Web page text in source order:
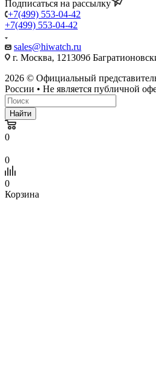
Подписаться на рассылку
+7(499) 553-04-42
+7(499) 553-04-42
sales@hiwatch.ru
г. Москва, 121309б
2026 © Официальный
России • Не является публичной
Найти
0
0
0
Корзина